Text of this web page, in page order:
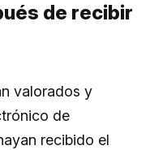
de recibir
valorados y
de
recibido el